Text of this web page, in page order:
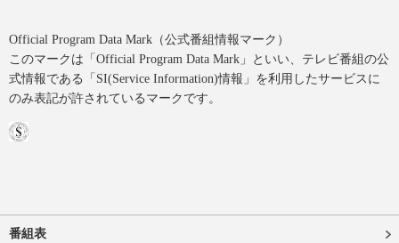
Official Program Data Mark（公式番組情報マーク）
このマークは「Official Program Data Mark」といい、テレビ番組の公
式情報である「SI(Service Information)情報」を利用したサービスに
のみ表記が許されているマークです。
番組表